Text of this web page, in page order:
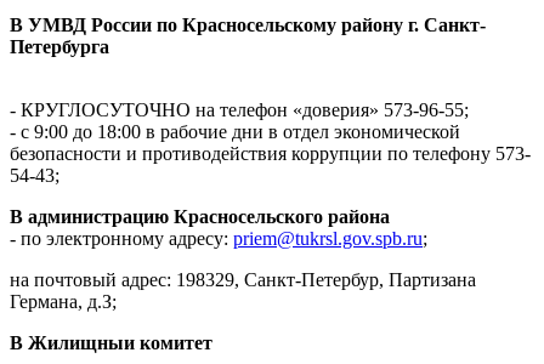
В УМВД России по Красносельскому району г. Санкт-
Петербурга
- КРУГЛОСУТОЧНО на телефон «доверия» 573-96-55;
- с 9:00 до 18:00 в рабочие дни в отдел экономической
безопасности и противодействия коррупции по телефону 573-
54-43;
В администрацию Красносельского района
- по электронному адресу: priem@tukrsl.gov.spb.ru;
на почтовый адрес: 198329, Санкт-Петербур, Партизана
Германа, д.З;
В Жилищныи комитет